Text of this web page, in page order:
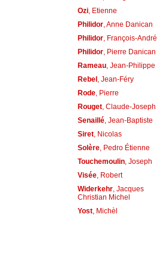
Ozi, Etienne
Philidor, Anne Danican
Philidor, François-André
Philidor, Pierre Danican
Rameau, Jean-Philippe
Rebel, Jean-Féry
Rode, Pierre
Rouget, Claude-Joseph
Senaillé, Jean-Baptiste
Siret, Nicolas
Solère, Pedro Étienne
Touchemoulin, Joseph
Visée, Robert
Widerkehr, Jacques
Christian Michel
Yost, Michèl